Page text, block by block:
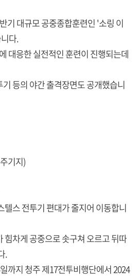
기 대규모 공중종합훈련인 '소링 이
다.
대응한 실전적인 훈련이 진행되는데
등의 야간 출격장면도 공개했습니
기지)
텔스 전투기 편대가 줄지어 이동합니
힘차게 공중으로 솟구쳐 오르고 뒤따
.
까지 청주 제17전투비행단에서 2024